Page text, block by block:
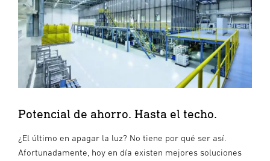
Potencial de ahorro. Hasta el techo.
¿El último en apagar la luz? No tiene por qué ser así.
Afortunadamente, hoy en día existen mejores soluciones